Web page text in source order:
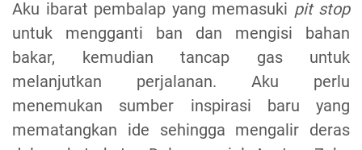
Aku ibarat pembalap yang memasuki pit stop
untuk mengganti ban dan mengisi bahan
bakar, kemudian tancap gas untuk
melanjutkan perjalanan. Aku perlu
menemukan sumber inspirasi baru yang
mematangkan ide sehingga mengalir deras